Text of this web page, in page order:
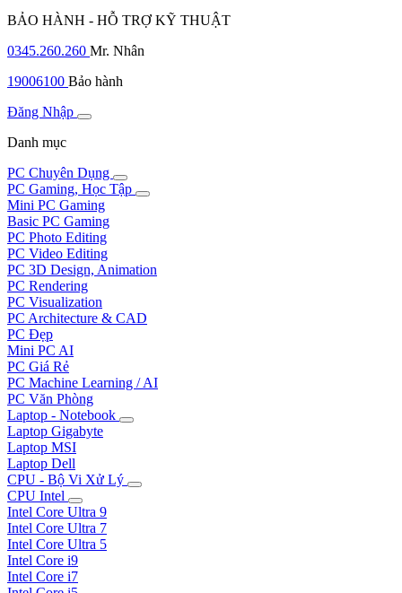
BẢO HÀNH - HỖ TRỢ KỸ THUẬT
0345.260.260 Mr. Nhân
19006100 Bảo hành
Đăng Nhập
Danh mục
PC Chuyên Dụng
PC Gaming, Học Tập
Mini PC Gaming
Basic PC Gaming
PC Photo Editing
PC Video Editing
PC 3D Design, Animation
PC Rendering
PC Visualization
PC Architecture & CAD
PC Đẹp
Mini PC AI
PC Giá Rẻ
PC Machine Learning / AI
PC Văn Phòng
Laptop - Notebook
Laptop Gigabyte
Laptop MSI
Laptop Dell
CPU - Bộ Vi Xử Lý
CPU Intel
Intel Core Ultra 9
Intel Core Ultra 7
Intel Core Ultra 5
Intel Core i9
Intel Core i7